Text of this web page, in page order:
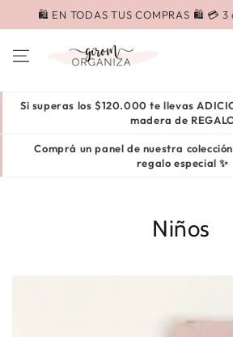
IR AL
CONTENIDO
🛍️ EN TODAS TUS COMPRAS 🛍️ 💳
Si superas los $120.000 te llevas
madera de
Comprá un panel de nuestra
regalo especial ✨
Niños